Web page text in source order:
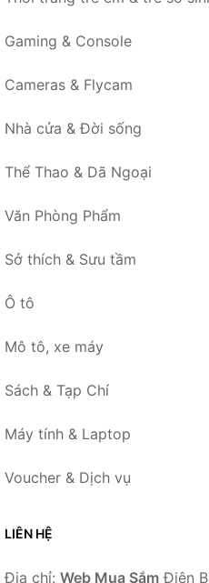
Gaming & Console
Cameras & Flycam
Nhà cửa & Đời sống
Thể Thao & Dã Ngoại
Văn Phòng Phẩm
Sở thích & Sưu tầm
Ô tô
Mô tô, xe máy
Sách & Tạp Chí
Máy tính & Laptop
Voucher & Dịch vụ
LIÊN HỆ
Địa chỉ: Web Mua Sắm Điện